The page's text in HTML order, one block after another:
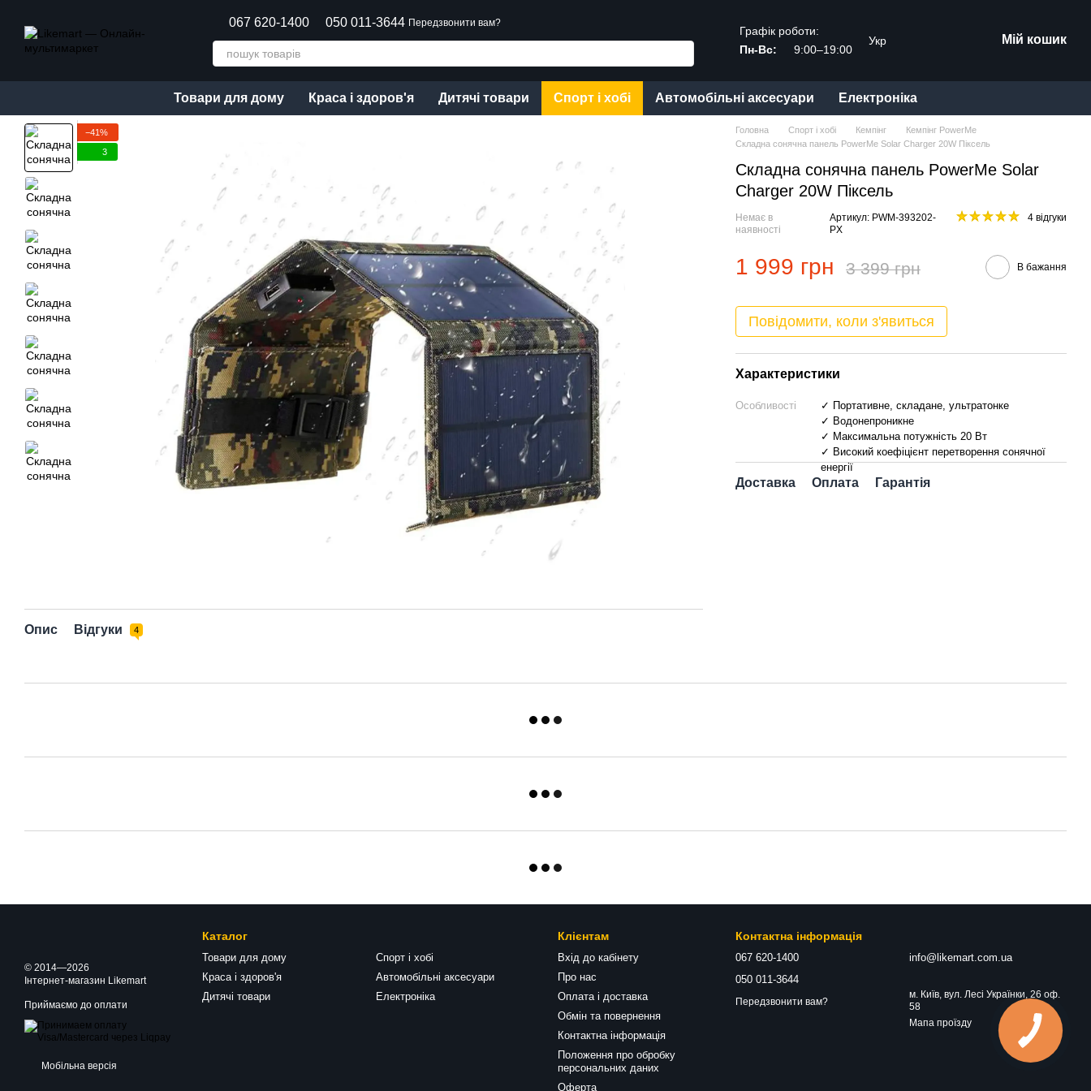
067 620-1400 050 011-3644 Передзвонити вам?
Графік роботи:
Пн-Вс:
9:00–19:00
Укр Мій кошик
Товари для дому Краса і здоров'я Дитячі товари Спорт і хобі Автомобільні аксесуари Електроніка
−41%
3
Опис Відгуки 4
Головна Спорт і хобі Кемпінг
Кемпінг PowerMe
Складна сонячна панель PowerMe Solar Charger 20W Піксель
Складна сонячна панель PowerMe Solar
Charger 20W Піксель
Немає в
наявності
Артикул: PWM-393202-
PX
4 відгуки
1 999 грн 3 399 грн В бажання
Повідомити, коли з'явиться
Характеристики
Особливості
✓ Портативне, складане, ультратонке
✓ Водонепроникне
✓ Максимальна потужність 20 Вт
✓ Високий коефіцієнт перетворення сонячної
енергії
Доставка Оплата Гарантія
© 2014—2026
Інтернет-магазин Likemart
Приймаємо до оплати
Мобільна версія
Каталог
Товари для дому
Краса і здоров'я
Дитячі товари
Спорт і хобі
Автомобільні аксесуари
Електроніка
Клієнтам
Вхід до кабінету
Про нас
Оплата і доставка
Обмін та повернення
Контактна інформація
Положення про обробку
персональних даних
Оферта
Контактна інформація
067 620-1400
050 011-3644
Передзвонити вам?
info@likemart.com.ua
м. Київ, вул. Лесі Українки, 26 оф.
58
Мапа проїзду